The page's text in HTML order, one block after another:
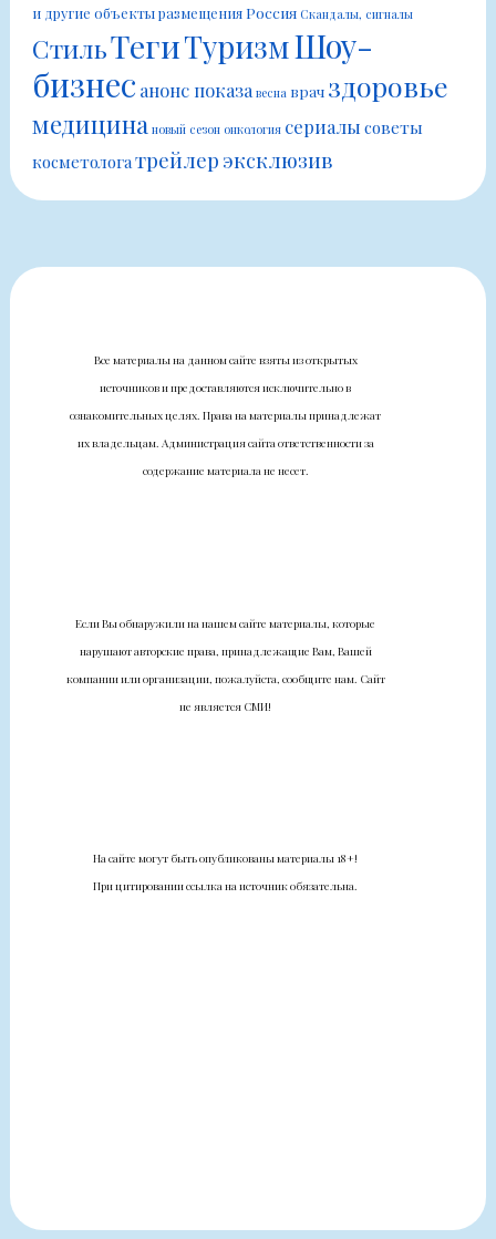
и другие объекты размещенияРоссия Скандалы, сигналы
СтильТегиТуризмШоу-
бизнес анонс показа весна врач здоровье
медицина новый сезон онкология сериалы советы
косметологатрейлер эксклюзив
Все материалы на данном сайте взяты из открытых
источников и предоставляются исключительно в
ознакомительных целях. Права на материалы принадлежат
их владельцам. Администрация сайта ответственности за
содержание материала не несет.
Если Вы обнаружили на нашем сайте материалы, которые
нарушают авторские права, принадлежащие Вам, Вашей
компании или организации, пожалуйста, сообщите нам. Сайт
не является СМИ!
На сайте могут быть опубликованы материалы 18+!
При цитировании ссылка на источник обязательна.